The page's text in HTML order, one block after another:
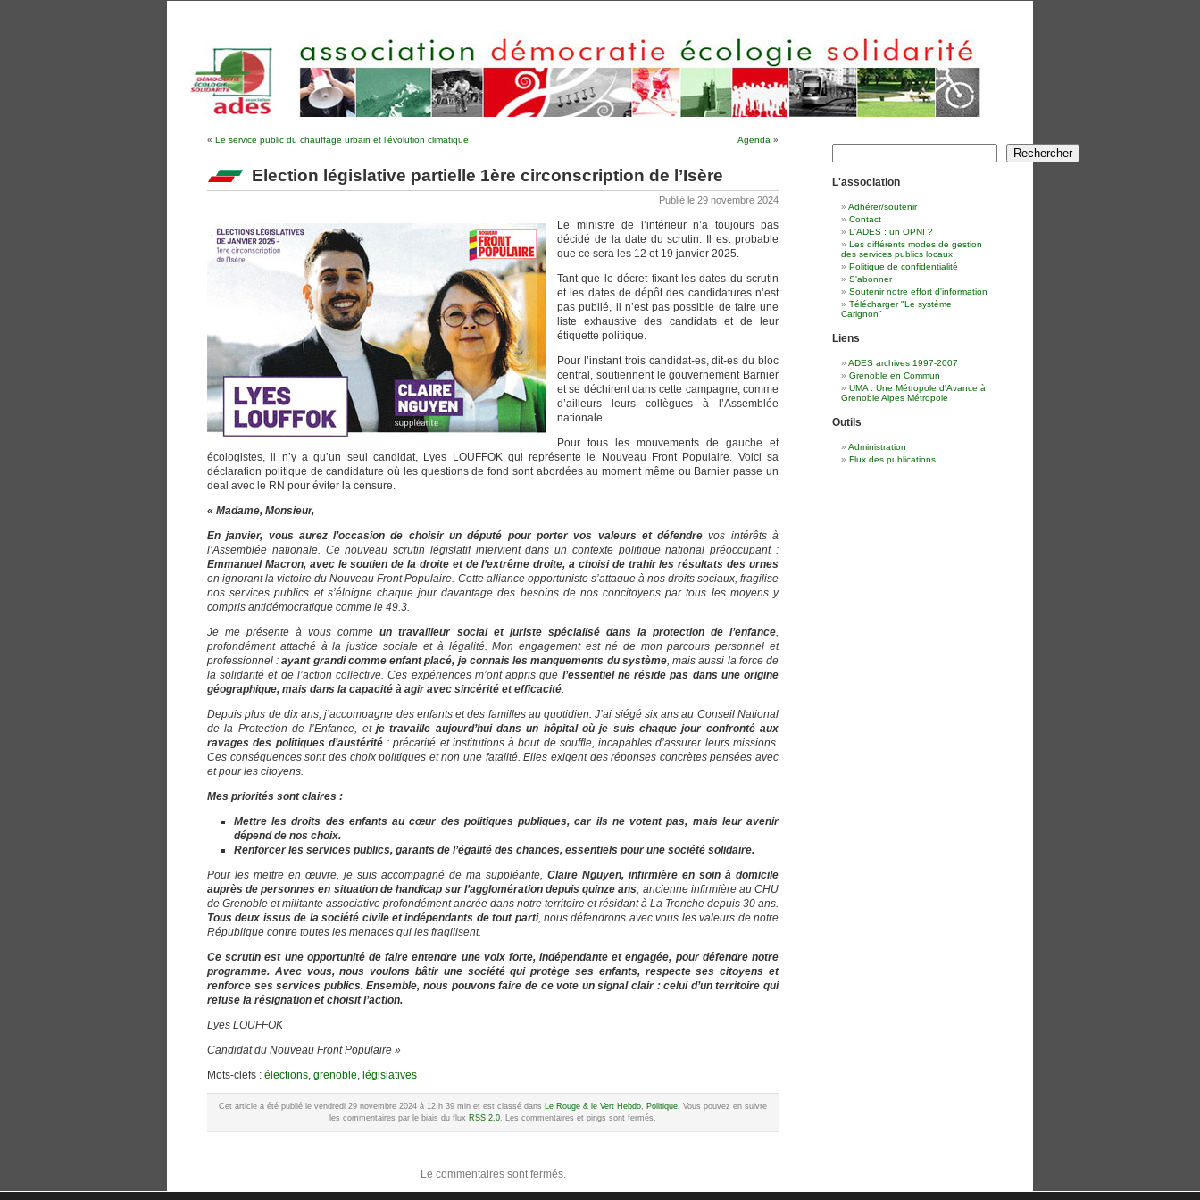
« Le service public du chauffage urbain et l’évolution climatique Agenda »
Election législative partielle 1ère circonscription de l’Isère
Publié le 29 novembre 2024
Le ministre de l’intérieur n’a toujours pas
décidé de la date du scrutin. Il est probable
que ce sera les 12 et 19 janvier 2025.
Tant que le décret fixant les dates du scrutin
et les dates de dépôt des candidatures n’est
pas publié, il n’est pas possible de faire une
liste exhaustive des candidats et de leur
étiquette politique.
Pour l’instant trois candidat-es, dit-es du bloc
central, soutiennent le gouvernement Barnier
et se déchirent dans cette campagne, comme
d’ailleurs leurs collègues à l’Assemblée
nationale.
Pour tous les mouvements de gauche et
écologistes, il n’y a qu’un seul candidat, Lyes LOUFFOK qui représente le Nouveau Front Populaire. Voici sa
déclaration politique de candidature où les questions de fond sont abordées au moment même ou Barnier passe un
deal avec le RN pour éviter la censure.
« Madame, Monsieur,
En janvier, vous aurez l’occasion de choisir un député pour porter vos valeurs et défendre vos intérêts à
l’Assemblée nationale. Ce nouveau scrutin législatif intervient dans un contexte politique national préoccupant :
Emmanuel Macron, avec le soutien de Ia droite et de l’extrême droite, a choisi de trahir les résultats des urnes
en ignorant la victoire du Nouveau Front Populaire. Cette alliance opportuniste s’attaque à nos droits sociaux, fragilise
nos services publics et s’éloigne chaque jour davantage des besoins de nos concitoyens par tous les moyens y
compris antidémocratique comme le 49.3.
Je me présente à vous commeun travailleur social et juriste spécialisé dans la protection de l’enfance,
profondément attaché à la justice sociale et à légalité. Mon engagement est né de mon parcours personnel et
professionnel :ayant grandi comme enfant placé, je connais les manquements du système, mais aussi la force de
la solidarité et de l’action collective. Ces expériences m’ont appris que l’essentiel ne réside pas dans une origine
géographique, mais dans la capacité à agir avec sincérité et efficacité.
Depuis plus de dix ans, j’accompagne des enfants et des familles au quotidien. J’ai siégé six ans au Conseil National
de la Protection de l’Enfance, et je travaille aujourd’hui dans un hôpital où je suis chaque jour confronté aux
ravages des politiques d’austérité: précarité et institutions à bout de souffle, incapables d’assurer leurs missions.
Ces conséquences sont des choix politiques et non une fatalité. Elles exigent des réponses concrètes pensées avec
et pour les citoyens.
Mes priorités sont claires :
Mettre les droits des enfants au cœur des politiques publiques, car ils ne votent pas, mais leur avenir
dépend de nos choix.
Renforcer les services publics, garants de l’égalité des chances, essentiels pour une société solidaire.
Pour les mettre en œuvre, je suis accompagné de ma suppléante, Claire Nguyen, infirmière en soin à domicile
auprès de personnes en situation de handicap sur l’agglomération depuis quinze ans, ancienne infirmière au CHU
de Grenoble et militante associative profondément ancrée dans notre territoire et résidant à La Tronche depuis 30 ans.
Tous deux issus de la société civile et indépendants de tout parti, nous défendrons avec vous les valeurs de notre
République contre toutes les menaces qui les fragilisent.
Ce scrutin est une opportunité de faire entendre une voix forte, indépendante et engagée, pour défendre notre
programme. Avec vous, nous voulons bâtir une société qui protège ses enfants, respecte ses citoyens et
renforce ses services publics. Ensemble, nous pouvons faire de ce vote un signal clair : celui d’un territoire qui
refuse Ia résignation et choisit l’action.
Lyes LOUFFOK
Candidat du Nouveau Front Populaire »
Mots-clefs : élections, grenoble, législatives
Cet article a été publié le vendredi 29 novembre 2024 à 12 h 39 min et est classé dans Le Rouge & le Vert Hebdo, Politique. Vous pouvez en suivre
les commentaires par le biais du flux RSS 2.0. Les commentaires et pings sont fermés.
Le commentaires sont fermés.
Rechercher Rechercher
L'association
Adhérer/soutenir
Contact
L'ADES : un OPNI ?
Les différents modes de gestion
des services publics locaux
Politique de confidentialité
S'abonner
Soutenir notre effort d'information
Télécharger "Le système
Carignon"
Liens
ADES archives 1997-2007
Grenoble en Commun
UMA : Une Métropole d'Avance à
Grenoble Alpes Métropole
Outils
Administration
Flux des publications